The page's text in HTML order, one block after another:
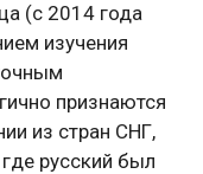
(с 2014 года
изучения
признаются
из стран СНГ,
русский был